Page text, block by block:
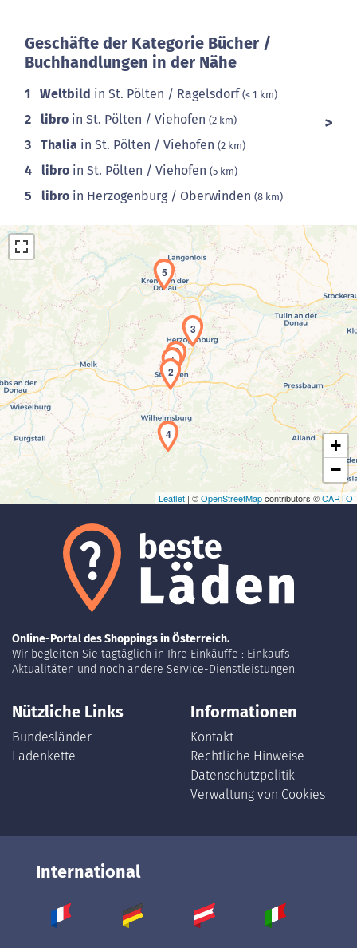
Geschäfte der Kategorie Bücher /
Buchhandlungen in der Nähe
1 Weltbild in St. Pölten / Ragelsdorf(< 1 km)
2 libro in St. Pölten / Viehofen (2 km)
3 Thalia in St. Pölten / Viehofen (2 km)
4 libro in St. Pölten / Viehofen (5 km)
5 libro in Herzogenburg / Oberwinden (8 km)
Laden der Karte...
1
2
3
4
5
+
−
Leaflet | ©OpenStreetMapcontributors ©CARTO
Online-Portal des Shoppings in Österreich.
Wir begleiten Sie tagtäglich in Ihre Einkäuffe : Einkaufs
Aktualitäten und noch andere Service-Dienstleistungen.
Nützliche Links
Bundesländer
Ladenkette
Informationen
Kontakt
Rechtliche Hinweise
Datenschutzpolitik
Verwaltung von Cookies
International